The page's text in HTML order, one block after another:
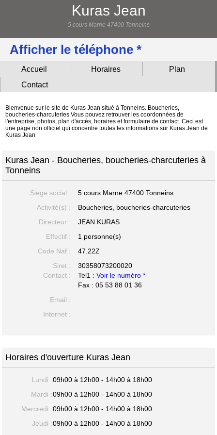
Kuras Jean
5 cours Marne 47400 Tonneins
Afficher le téléphone *
Accueil Horaires
Plan
Contact
Bienvenue sur le site de Kuras Jean situé à Tonneins. Boucheries,
boucheries-charcuteries Vous pouvez retrouver les coordonnées de
l'entreprise, photos, plan d'accès, horaires et formulaire de contact. Ceci est
une page non officiel qui concentre toutes les informations sur Kuras Jean de
Kuras Jean
Kuras Jean - Boucheries, boucheries-charcuteries à
Tonneins
Siege social : 5 cours Marne47400 Tonneins
Activité(s) :
Boucheries, boucheries-charcuteries
Directeur :
JEAN KURAS
Effectif :
1 personne(s)
Code Naf :
47.22Z
Siret :
30358073200020
Contact :
Tel1 :Voir le numéro *
Fax : 05 53 88 01 36
Email :
Internet :
-
Horaires d'ouverture Kuras Jean
Lundi :09h00 à 12h00 - 14h00 à 18h00
Mardi :09h00 à 12h00 - 14h00 à 18h00
Mercredi :09h00 à 12h00 - 14h00 à 18h00
Jeudi :09h00 à 12h00 - 14h00 à 18h00